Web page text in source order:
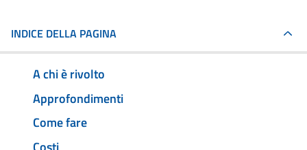
INDICE DELLA PAGINA
A chi è rivolto
Approfondimenti
Come fare